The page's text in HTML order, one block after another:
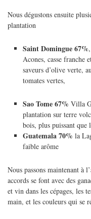
Nous dégustons ensuite
plantation
Saint Domingue 67%
Acones, casse franche
saveurs d’olive verte,
tomates vertes,
Sao Tome 67% Villa
plantation sur terre
bois, plus puissant que
Guatemala 70% la
faible arôme
Nous passons maintenant à
accords se font avec des
et vin dans les cépages, les
main, et les couleurs qui se